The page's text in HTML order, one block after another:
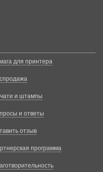
для принтера
и штампы
и ответы
отзыв
программа